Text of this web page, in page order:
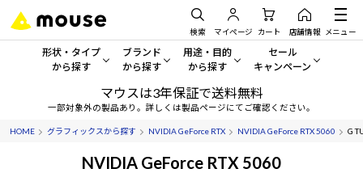
検索 マイページ カート 店舗情報 メニュー
形状・タイプ
から探す
形状・タイプから探す をすべてみる
デスクトップPC
ブランド
から探す
mouse
G TUNE
用途・目的
から探す
一般向けパソコン
ゲーミングPC・ゲーム向けパソコン
セール
キャンペーン
セール・キャンペー
期間限定セール
マウスは3年保証で送料無料
一部対象外の製品あり。詳しくは製品ページにてご確認ください。
HOME グラフィックスから探す NVIDIA GeForce RTX NVIDIA GeForce RTX 5060 G
NVIDIA GeForce RTX 5060